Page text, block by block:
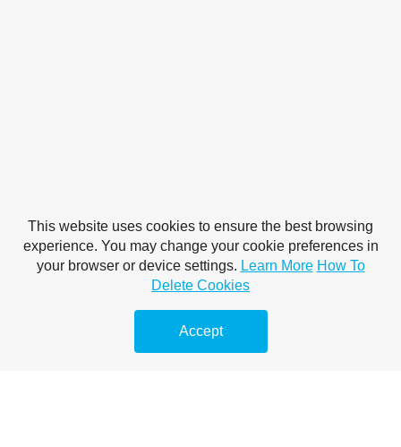
This website uses cookies to ensure the best browsing
experience. You may change your cookie preferences in
your browser or device settings. Learn More How To
Delete Cookies
Accept